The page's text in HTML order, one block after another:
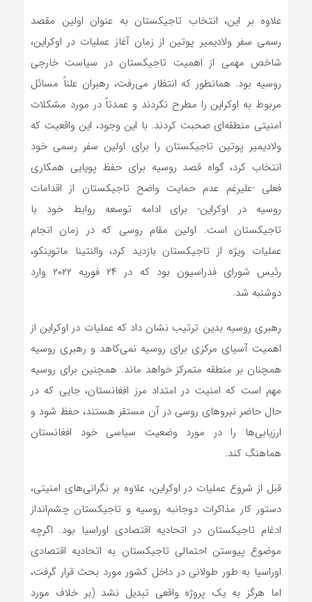
علاوه بر این، انتخاب تاجیکستان به عنوان اولین مقصد
رسمی سفر ولادیمیر پوتین از زمان آغاز عملیات در اوکراین،
شاخص مهمی از اهمیت تاجیکستان در سیاست خارجی
روسیه بود. همانطور که انتظار می‌رفت، رهبران علناً مسائل
مربوط به اوکراین را مطرح نکردند و عمدتاً در مورد مشکلات
امنیتی منطقه‌ای صحبت کردند. با این وجود، این واقعیت که
ولادیمیر پوتین تاجیکستان را برای اولین سفر رسمی خود
انتخاب کرد، گواه قصد روسیه برای حفظ پویایی همکاری
فعلی -علیرغم عدم حمایت واضح تاجیکستان از اقدامات
روسیه در اوکراین- برای ادامه توسعه روابط خود با
تاجیکستان است. اولین مقام روسی که در زمان انجام
عملیات ویژه از تاجیکستان بازدید کرد، والنتینا ماتوینکو،
رئیس شورای فدراسیون بود که در ۲۴ فوریه ۲۰۲۲ وارد
دوشنبه شد.
رهبری روسیه بدین ترتیب نشان داد که عملیات در اوکراین از
اهمیت آسیای مرکزی برای روسیه نمی‌کاهد و رهبری روسیه
همچنان بر منطقه متمرکز خواهد ماند. همچنین برای روسیه
مهم است که امنیت در امتداد مرز افغانستان، جایی که در
حال حاضر نیروهای روسی در آن مستقر هستند، حفظ شود و
ارزیابی‌ها را در مورد وضعیت سیاسی خود افغانستان
هماهنگ کند.
قبل از شروع عملیات در اوکراین، علاوه بر نگرانی‌های امنیتی،
دستور کار مذاکرات دوجانبه روسیه و تاجیکستان چشم‌انداز
ادغام تاجیکستان در اتحادیه اقتصادی اوراسیا بود. اگرچه
موضوع پیوستن احتمالی تاجیکستان به اتحادیه اقتصادی
اوراسیا به طور طولانی در داخل کشور مورد بحث قرار گرفت،
اما هرگز به یک پروژه واقعی تبدیل نشد (بر خلاف مورد